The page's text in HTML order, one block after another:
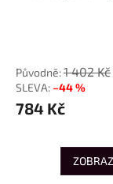
1 402 Kč
–44 %
784 Kč